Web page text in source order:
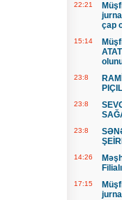
22:21
çap
15:14
23:8
23:8
23:8
14:26
17:15